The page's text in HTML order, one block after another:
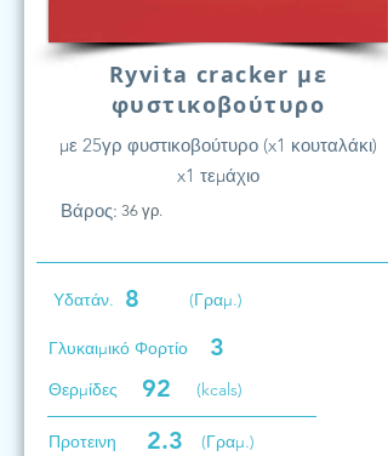
Ryvita cracker με
φυστικοβούτυρο
με 25γρ φυστικοβούτυρο (x1 κουταλάκι)
x1 τεμάχιο
Βάρος: 36 γρ.
Υδατάν. 8 (Γραμ.)
Γλυκαιμικό Φορτίο 3
Θερμίδες 92 (kcals)
Προτεινη 2.3
(Γραμ.)